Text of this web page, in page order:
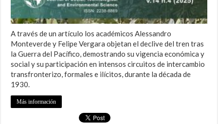
A través de un artículo los académicos Alessandro
Monteverde y Felipe Vergara objetan el declive del tren tras
la Guerra del Pacífico, demostrando su vigencia económica y
social y su participación en intensos circuitos de intercambio
transfronterizo, formales e ilícitos, durante la década de
1930.
Más información